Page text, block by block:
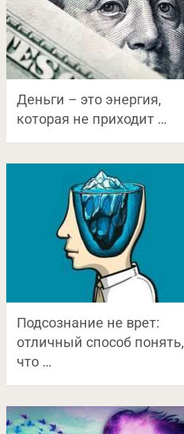
Деньги – это энергия,
которая не приходит …
Подсознание не врет:
отличный способ понять,
что …